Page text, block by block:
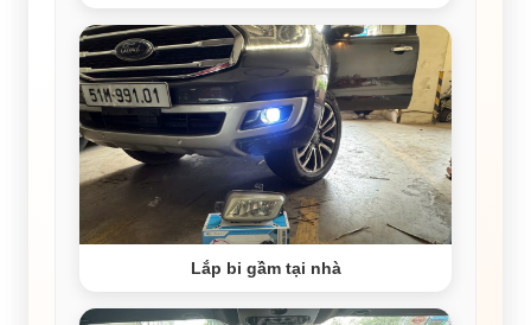
Lắp bi gầm tại nhà